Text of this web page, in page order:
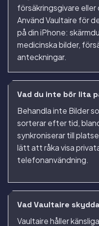
försäkringsgivare
Använd Vaultaire för
på din iPhone:
medicinska bilder,
anteckningar.
Vad du inte bör lita
Behandla inte Bilder
sorterar efter tid,
synkroniserar till
lätt att råka visa
telefonanvändning.
Vad Vaultaire
Vaultaire håller